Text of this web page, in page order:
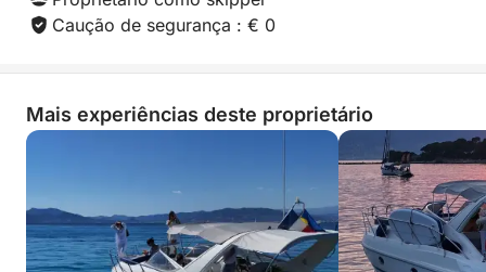
Caução de segurança : € 0
Mais experiências deste proprietário